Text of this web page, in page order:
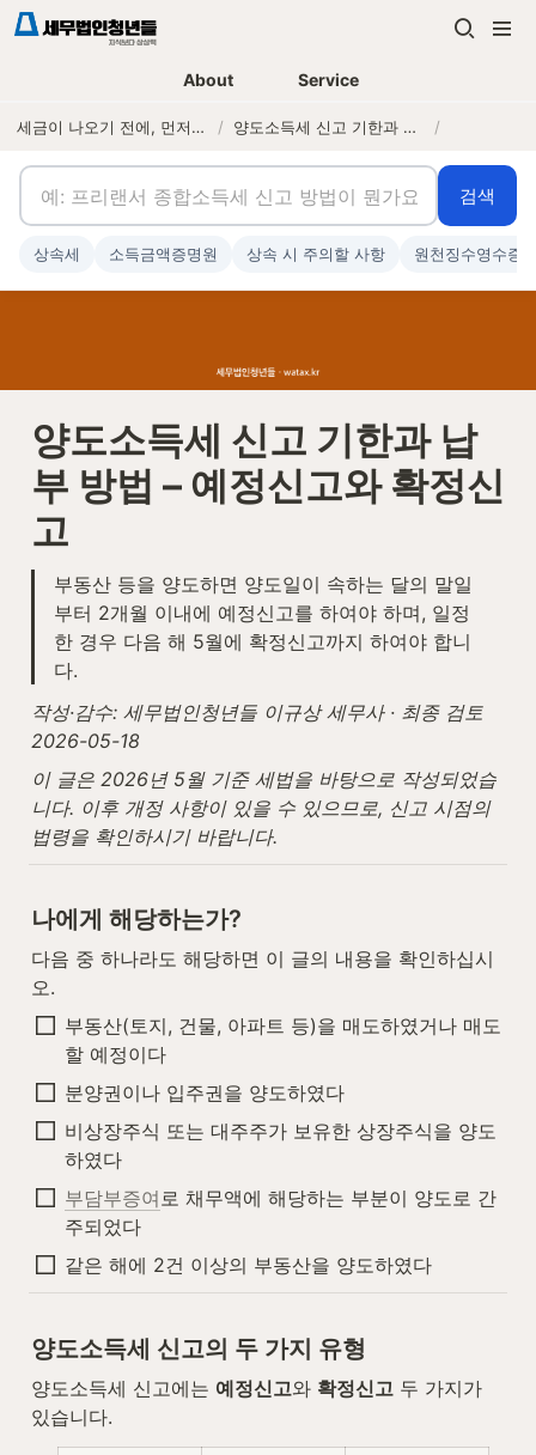
About Service
세금이 나오기 전에, 먼저 연락하는 세무법인 / 양도소득세 신고 기한과 납부 방법 – 예정신고와 확정신고 /
양도소득세 신고 기한과 납
부 방법 – 예정신고와 확정신
고
부동산 등을 양도하면 양도일이 속하는 달의 말일
부터 2개월 이내에 예정신고를 하여야 하며, 일정
한 경우 다음 해 5월에 확정신고까지 하여야 합니
다.
작성·감수: 세무법인청년들 이규상 세무사 · 최종 검토
2026-05-18
이 글은 2026년 5월 기준 세법을 바탕으로 작성되었습
니다. 이후 개정 사항이 있을 수 있으므로, 신고 시점의
법령을 확인하시기 바랍니다.
나에게 해당하는가?
다음 중 하나라도 해당하면 이 글의 내용을 확인하십시
오.
부동산(토지, 건물, 아파트 등)을 매도하였거나 매도
할 예정이다
분양권이나 입주권을 양도하였다
비상장주식 또는 대주주가 보유한 상장주식을 양도
하였다
부담부증여로 채무액에 해당하는 부분이 양도로 간
주되었다
같은 해에 2건 이상의 부동산을 양도하였다
양도소득세 신고의 두 가지 유형
양도소득세 신고에는 예정신고와 확정신고 두 가지가
있습니다.
검색
상속세 소득금액증명원 상속 시 주의할 사항 원천징수영수증